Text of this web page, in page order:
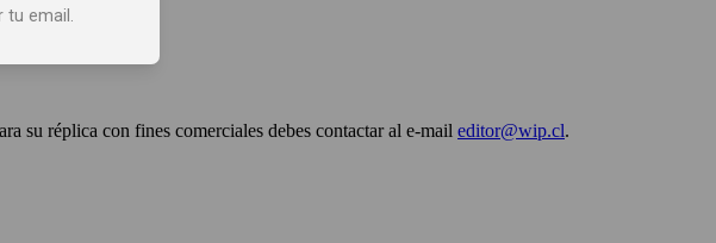
su réplica con fines comerciales debes contactar al e-mail editor@wip.cl.
tu email.